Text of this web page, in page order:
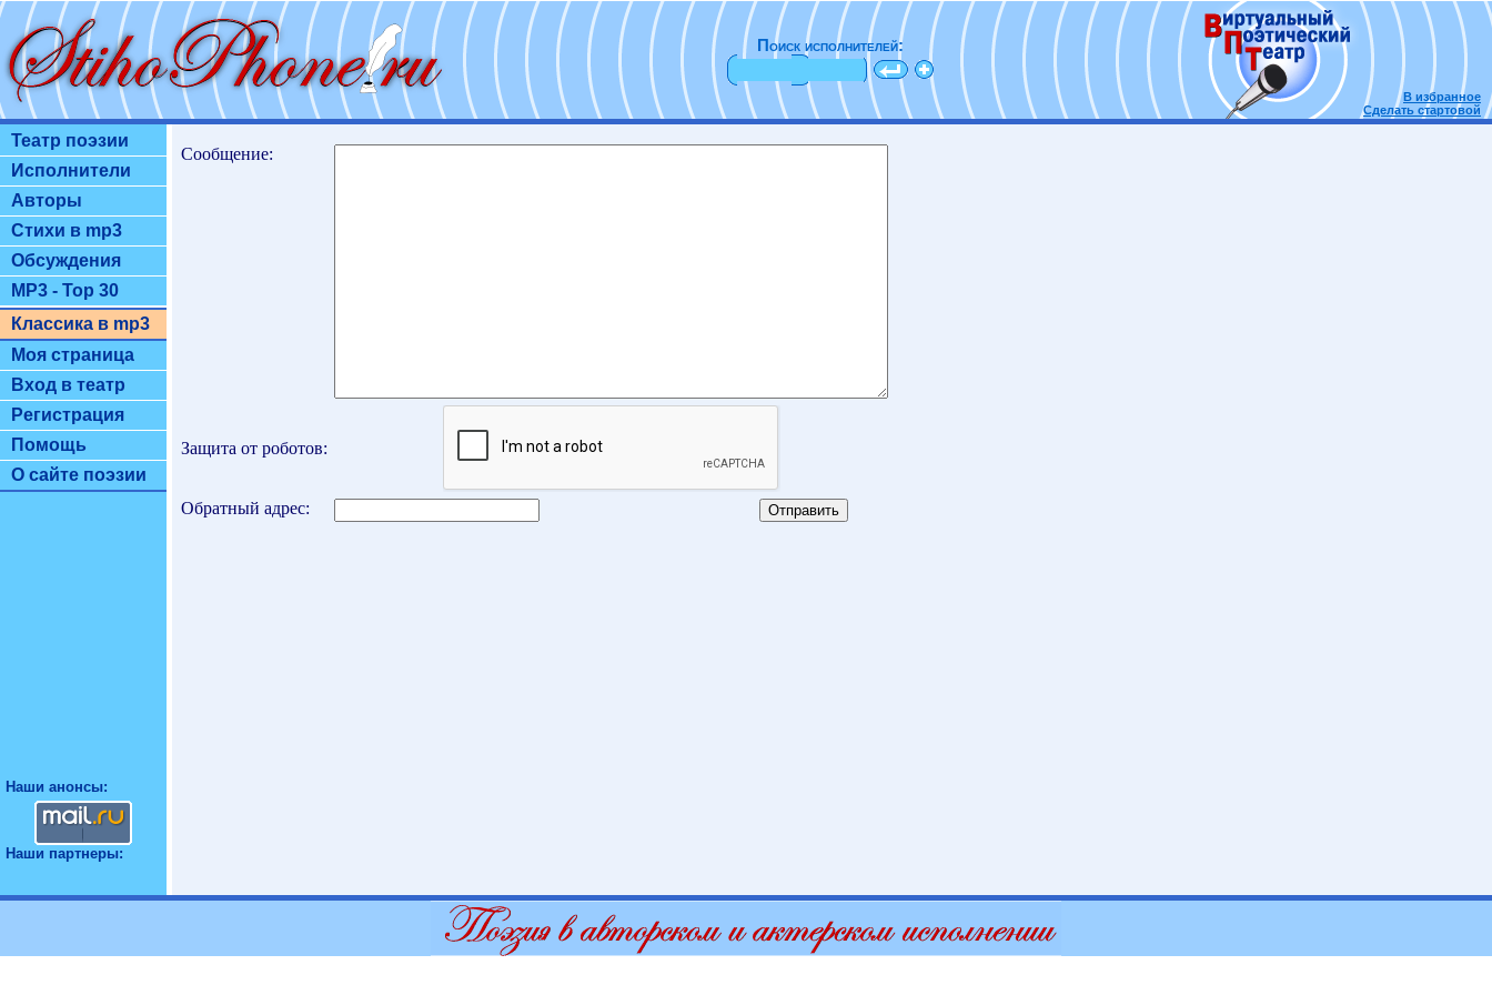
Поиск исполнителей:
В избранное
Сделать стартовой
Театр поэзии
Исполнители
Авторы
Стихи в mp3
Обсуждения
MP3 - Top 30
Классика в mp3
Моя страница
Вход в театр
Регистрация
Помощь
О сайте поэзии
Наши анонсы:
Наши партнеры:
Сообщение:
Защита от роботов:
Обратный адрес: